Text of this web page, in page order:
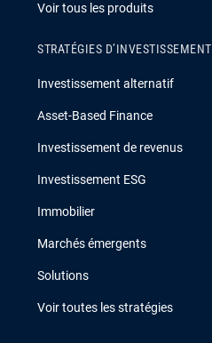
Voir tous les produits
STRATÉGIES D’INVESTISSEMENT
Investissement alternatif
Asset-Based Finance
Investissement de revenus
Investissement ESG
Immobilier
Marchés émergents
Solutions
Voir toutes les stratégies